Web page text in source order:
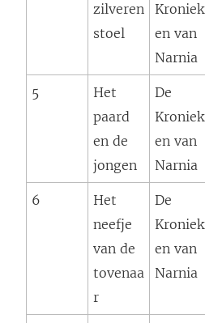
zilveren
stoel
Kroniek
en van
Narnia
5
Het
paard
en de
jongen
De
Kroniek
en van
Narnia
6
Het
neefje
van de
tovenaa
r
De
Kroniek
en van
Narnia